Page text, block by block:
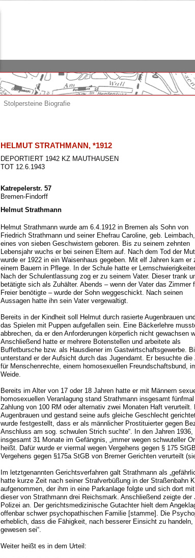
Stolpersteine Biografie
HELMUT STRATHMANN, *1912
DEPORTIERT 1942 KZ MAUTHAUSEN
TOT 12.6.1943
Katrepelerstr. 57
Bremen-Findorff
Helmut Strathmann
Helmut Strathmann wurde am 6.4.1912 in Bremen als Sohn von
Friedrich Strathmann und seiner Ehefrau Caroline, geb.
eines von sieben Geschwistern geboren. Bis zu seinem zehnten
Lebensjahr wuchs er bei seinen Eltern auf. Nach dem Tod der
wurde er 1922 in ein Waisenhaus gegeben. Mit elf Jahren kam er
einem Bauern in Pflege. In der Schule hatte er
Nach der Schulentlassung zog er zu seinem Vater. Dieser trank
betätigte sich als Zuhälter. Abends – wenn der Vater das Zimmer
Freier benötigte – wurde der Sohn weggeschickt. Nach seinen
Aussagen hatte ihn sein Vater vergewaltigt.
Bereits in der Kindheit soll Helmut durch rasierte Augenbrauen und
das Spielen mit Puppen aufgefallen sein. Eine Bäckerlehre
abbrechen, da er den Anforderungen körperlich nicht gewachsen
Anschließend hatte er mehrere Botenstellen und arbeitete als
Buffetbursche bzw. als Hausdiener im Gastwirtschaftsgewerbe.
unterstand er der Aufsicht durch das Jugendamt. Er besuchte
für Menschenrechte, einem homosexuellen Freundschaftsbund,
Weide.
Bereits im Alter von 17 oder 18 Jahren hatte er mit Männern
homosexuellen Veranlagung stand Strathmann insgesamt
Zahlung von 100 RM oder alternativ zwei Monaten Haft verurteilt.
Augenbrauen und gestand seine aufs gleiche Geschlecht
wurde festgestellt, dass er als männlicher Prostituierter gegen
Anschluss am sog. schwulen Strich suchte“. In den Jahren
insgesamt 31 Monate im Gefängnis, „immer wegen schwuteller
heißt. Dafür wurde er viermal wegen Vergehens gegen § 175
Vergehens gegen §175a StGB von Bremer Gerichten verurteilt
Im letztgenannten Gerichtsverfahren galt Strathmann als
hatte kurze Zeit nach seiner Strafverbüßung in der Straßenbahn
aufgenommen, der ihm in eine Parkanlage folgte und sich dort
dieser von Strathmann drei Reichsmark. Anschließend zeigte der
Polizei an. Der gerichtsmedizinische Gutachter hielt dem
offenbar schwer psychopathischen Familie [stamme]. Die
erheblich, dass die Fähigkeit, nach besserer Einsicht zu
gewesen sei“.
Weiter heißt es in dem Urteil: